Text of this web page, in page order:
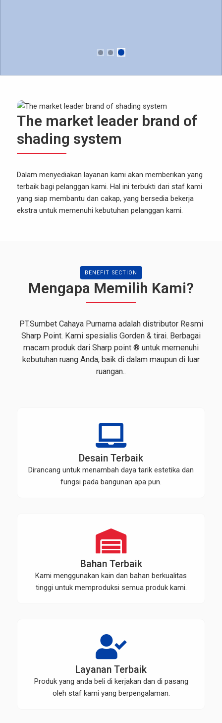
The market leader brand of
shading system
Dalam menyediakan layanan kami akan memberikan yang
terbaik bagi pelanggan kami. Hal ini terbukti dari staf kami
yang siap membantu dan cakap, yang bersedia bekerja
ekstra untuk memenuhi kebutuhan pelanggan kami.
BENEFIT SECTION
Mengapa Memilih Kami?
PT.Sumbet Cahaya Purnama adalah distributor Resmi
Sharp Point. Kami spesialis Gorden & tirai. Berbagai
macam produk dari Sharp point ® untuk memenuhi
kebutuhan ruang Anda, baik di dalam maupun di luar
ruangan..
Desain Terbaik
Dirancang untuk menambah daya tarik estetika dan
fungsi pada bangunan apa pun.
Bahan Terbaik
Kami menggunakan kain dan bahan berkualitas
tinggi untuk memproduksi semua produk kami.
Layanan Terbaik
Produk yang anda beli di kerjakan dan di pasang
oleh staf kami yang berpengalaman.